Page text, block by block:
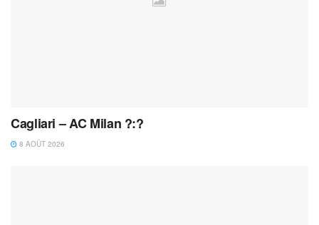
Cagliari – AC Milan ?:?
8 AOÛT 2026